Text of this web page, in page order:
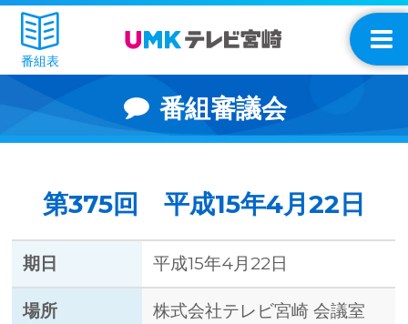
番組表
番組審議会
第375回 平成15年4月22日
期日 平成15年4月22日
場所 株式会社テレビ宮崎 会議室